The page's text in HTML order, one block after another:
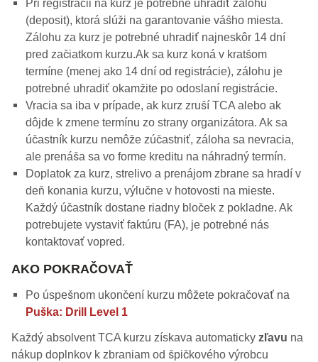
Pri registrácii na kurz je potrebné uhradiť zálohu
(deposit), ktorá slúži na garantovanie vášho miesta.
Zálohu za kurz je potrebné uhradiť najneskôr 14 dní
pred začiatkom kurzu.Ak sa kurz koná v kratšom
termíne (menej ako 14 dní od registrácie), zálohu je
potrebné uhradiť okamžite po odoslaní registrácie.
Vracia sa iba v prípade, ak kurz zruší TCA alebo ak
dôjde k zmene termínu zo strany organizátora. Ak sa
účastník kurzu nemôže zúčastniť, záloha sa nevracia,
ale prenáša sa vo forme kreditu na náhradný termín.
Doplatok za kurz, strelivo a prenájom zbrane sa hradí v
deň konania kurzu, výlučne v hotovosti na mieste.
Každý účastník dostane riadny bloček z pokladne. Ak
potrebujete vystaviť faktúru (FA), je potrebné nás
kontaktovať vopred.
AKO POKRAČOVAŤ
Po úspešnom ukončení kurzu môžete pokračovať na
Puška: Drill Level 1
Každý absolvent TCA kurzu získava automaticky zľavu na
nákup doplnkov k zbraniam od špičkového výrobcu